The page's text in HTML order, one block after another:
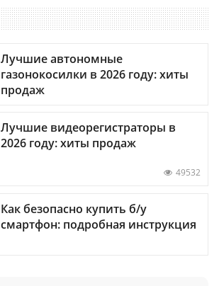
Лучшие автономные
газонокосилки в 2026 году: хиты
продаж
Лучшие видеорегистраторы в
2026 году: хиты продаж
49532
Как безопасно купить б/у
смартфон: подробная инструкция